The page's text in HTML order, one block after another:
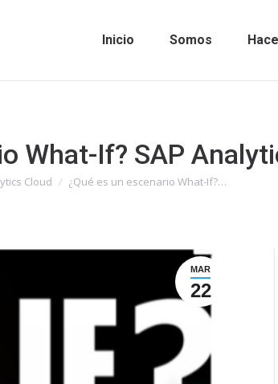
Inicio Somos
What-If? SAP
Cloud ¿Qué es un escenario What-If?…
MAR
22